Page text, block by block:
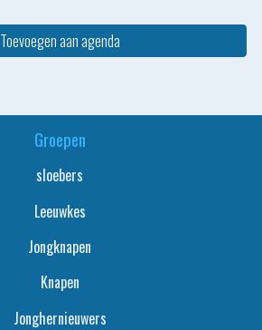
Toevoegen aan agenda
Groepen
sloebers
Leeuwkes
Jongknapen
Knapen
Jonghernieuwers